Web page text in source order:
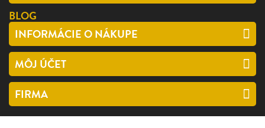
BLOG
INFORMÁCIE O NÁKUPE
MÔJ ÚČET
FIRMA